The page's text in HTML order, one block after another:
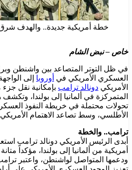
خطة أمريكية جديدة.. والهدف شرق
خاص – نبض الشام
في ظل التوتر المتصاعد بين واشنطن
العسكري الأمريكي في أوروبا إلى
الأمريكي دونالد ترامب بإمكانية نقل جزء
المتمركزة في ألمانيا إلى بولندا،
تحولات محتملة في خريطة النفوذ
الأطلسي، وسط تصاعد الاهتمام الأمريكي
ترامب.. والخطة
أبدى الرئيس الأمريكي دونالد ترامب
أمريكية من ألمانيا إلى بولندا، مؤكداً
ودعمها المتواصل لواشنطن، واعتبر